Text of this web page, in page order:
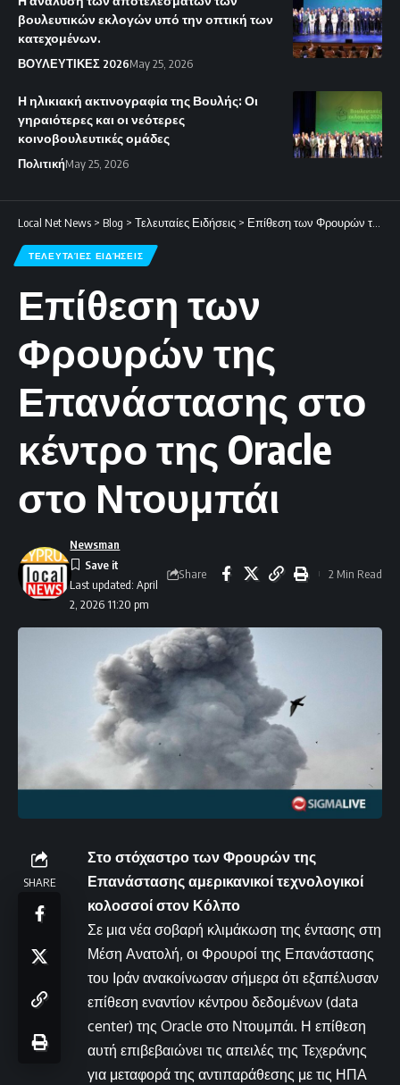
βουλευτικών εκλογών υπό την οπτική των
κατεχομένων.
ΒΟΥΛΕΥΤΙΚΕΣ 2026May 25, 2026
Η ηλικιακή ακτινογραφία της Βουλής: Οι
γηραιότερες και οι νεότερες
κοινοβουλευτικές ομάδες
ΠολιτικήMay 25, 2026
Local Net News > Blog > Τελευταίες Ειδήσεις > Επίθεση των Φρουρών της Επανάστασης στο κέντρο της Oracle στο Ντουμπάι
ΤΕΛΕΥΤΑΊΕΣ ΕΙΔΉΣΕΙΣ
Επίθεση των
Φρουρών της
Επανάστασης στο
κέντρο της Oracle
στο Ντουμπάι
Last updated: April
2, 2026 11:20 pm
Newsman
Share 2 Min Read
SHARE
Στο στόχαστρο των Φρουρών της
Επανάστασης αμερικανικοί τεχνολογικοί
κολοσσοί στον Κόλπο
Σε μια νέα σοβαρή κλιμάκωση της έντασης στη
Μέση Ανατολή, οι Φρουροί της Επανάστασης
του Ιράν ανακοίνωσαν σήμερα ότι εξαπέλυσαν
επίθεση εναντίον κέντρου δεδομένων (data
center) της Oracle στο Ντουμπάι. Η επίθεση
αυτή επιβεβαιώνει τις απειλές της Τεχεράνης
για μεταφορά της αντιπαράθεσης με τις ΗΠΑ